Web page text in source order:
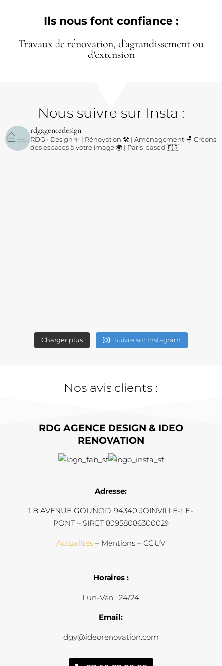
Ils nous font confiance :
Travaux de rénovation, d’agrandissement ou
d’extension
Nous suivre sur Insta :
rdgagencedesign
RDG • Design ✨ | Rénovation 🛠️ | Aménagement 🪑 Créons
des espaces à votre image 🌍 | Paris-based 🇫🇷
Charger plus Suivre sur Instagram
Nos avis clients :
RDG AGENCE DESIGN & IDEO
RENOVATION
Adresse:
1 B AVENUE GOUNOD, 94340 JOINVILLE-LE-
PONT – SIRET 80958086300029
Actualités – Mentions – CGUV
Horaires :
Lun-Ven : 24/24
Email:
dgy@ideorenovation.com